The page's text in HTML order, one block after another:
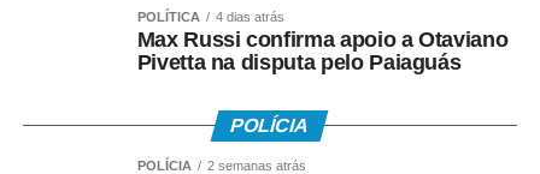
Como o pagamento é feito
Para trabalhadores da iniciativa privada (PIS)
• A Caixa Econômica Federal realiza o pagamento
prioritariamente por:
POLÍTICA 4 dias atrás
Max Russi confirma apoio a Otaviano
Pivetta na disputa pelo Paiaguás
POLÍCIA
POLÍCIA 2 semanas atrás